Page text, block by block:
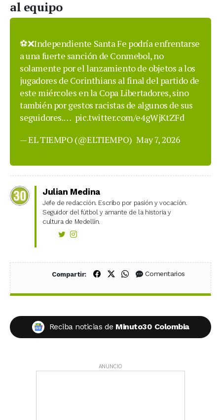
al equipo
⚽️❌Independiente Santa Fe podría enfrentarse
a una fuerte sanción de Conmebol, no
solamente por el lanzamiento de objetos a los
jugadores de Corinthians al final del partido de
este miércoles en la Copa Libertadores, sino
también por gestos racistas de algunos de sus
seguidores.… pic.twitter.com/e4gWjKtZFd
— EL TIEMPO (@ELTIEMPO) May 7, 2026
Julian Medina
Jefe de redacción. Escribo por pasión y vocación.
Seguidor del fútbol y amante de la historia y
cultura de Medellín.
Compartir: Compartir en Facebook
Compartir en X (Twitter)
Compartir en WhatsApp
Comentarios
Reciba noticias de Minuto30 Colombia
ANUNCIO